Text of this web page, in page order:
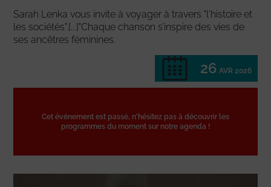
Sarah Lenka vous invite à voyager à travers "l'histoire et
les sociétés".[...]"Chaque chanson s’inspire des vies de
ses ancêtres féminines.
26 AVR 2026
Cet événement est passé, n'hésitez pas à découvrir les
programmes du moment sur notre agenda !